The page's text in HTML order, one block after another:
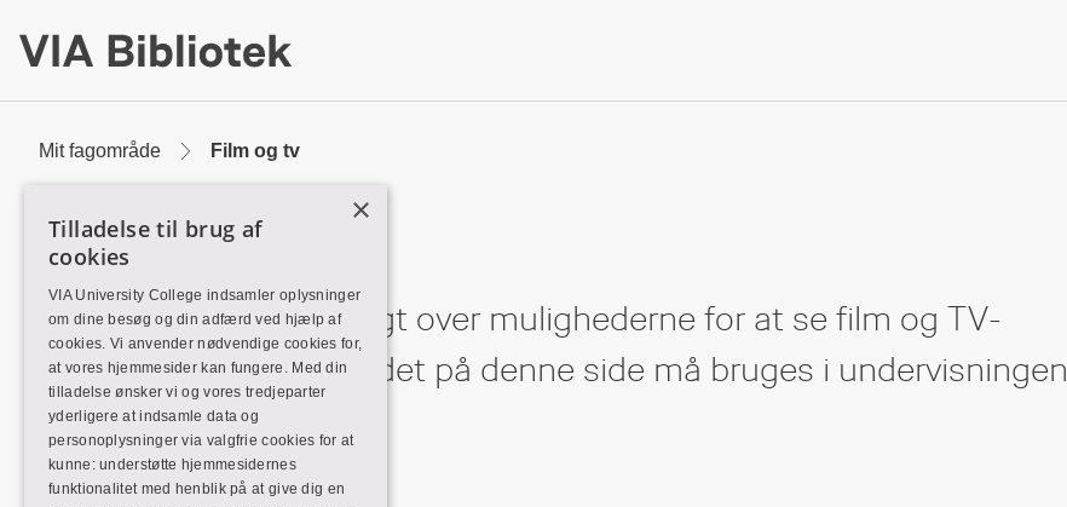
Main
Content
Mit fagområde Film og tv
Film og tv
Her finder du en oversigt over mulighederne for at se film og TV-
udsendelser. Alt indholdet på denne side må bruges i undervisningen
på VIA.
×
Tilladelse til brug af
cookies
VIA University College indsamler oplysninger
om dine besøg og din adfærd ved hjælp af
cookies. Vi anvender nødvendige cookies for,
at vores hjemmesider kan fungere. Med din
tilladelse ønsker vi og vores tredjeparter
yderligere at indsamle data og
personoplysninger via valgfrie cookies for at
kunne: understøtte hjemmesidernes
funktionalitet med henblik på at give dig en